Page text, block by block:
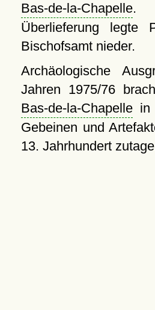
Bas-de-la-Chapelle.
Überlieferung legte
Bischofsamt nieder.
Archäologische
Jahren 1975/76
Bas-de-la-Chapellein
Gebeinen und
13. Jahrhundert